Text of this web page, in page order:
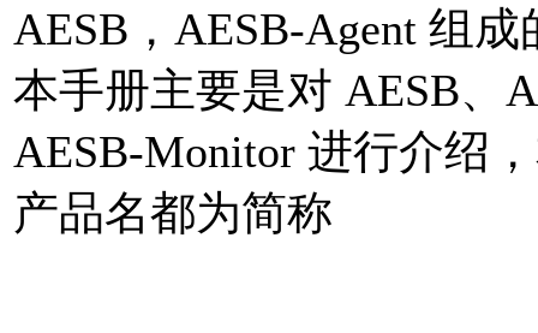
AESB，AESB-Agent 组成
本手册主要是对 AESB、
AESB-Monitor 进行介绍
产品名都为简称